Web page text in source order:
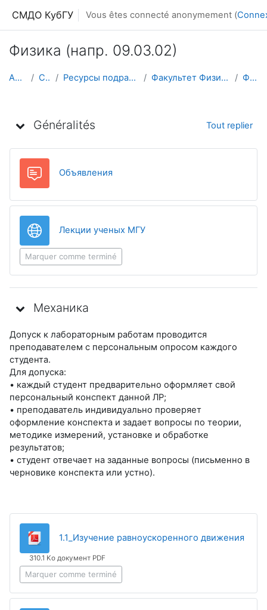
СМДО КубГУ Vous êtes connecté anonymement (
Физика (напр. 09.03.02)
Accueil Cours Ресурсы подразделений КубГУ Факультет Физико-технический Физика
Généralités Tout replier
Объявления
Лекции ученых МГУURL
Marquer comme terminé
Механика
Допуск к лабораторным работам проводится
преподавателем с персональным опросом каждого
студента.
Для допуска:
• каждый студент предварительно оформляет свой
персональный конспект данной ЛР;
• преподаватель индивидуально проверяет
оформление конспекта и задает вопросы по теории,
методике измерений, установке и обработке
результатов;
• студент отвечает на заданные вопросы (письменно в
черновике конспекта или устно).
1.1_Изучение равноускоренного движения
310.1 Ko документ PDF
Marquer comme terminé